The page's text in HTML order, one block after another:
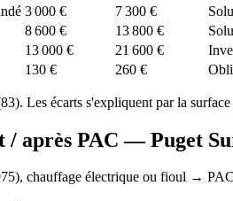
3 000 € 7 300 €
8 600 € 13 800 €
13 000 € 21 600 €
130 € 260 €
83). Les écarts s'expliquent par la
/ après PAC —Puget
), chauffage électrique ou fioul →